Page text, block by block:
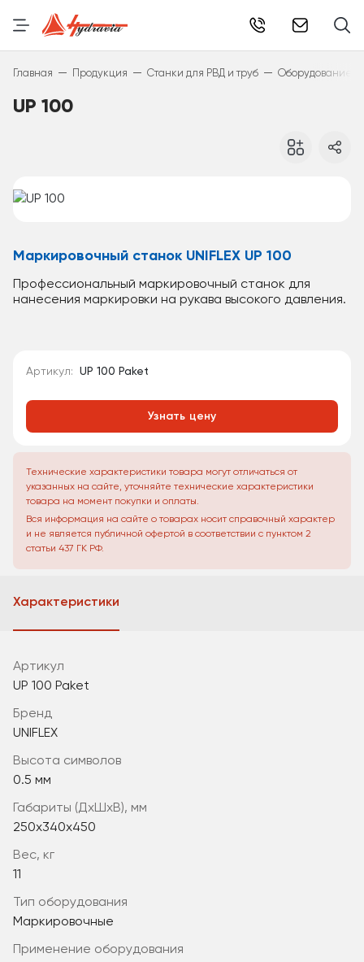
Главная — Продукция — Станки для РВД и труб — Оборудование
UP 100
Маркировочный станок UNIFLEX UP 100
Профессиональный маркировочный станок для
нанесения маркировки на рукава высокого давления.
Артикул: UP 100 Paket
Узнать цену
Технические характеристики товара могут отличаться от
указанных на сайте, уточняйте технические характеристики
товара на момент покупки и оплаты.
Вся информация на сайте о товарах носит справочный характер
и не является публичной офертой в соответствии с пунктом 2
статьи 437 ГК РФ.
Характеристики
Артикул
UP 100 Paket
Бренд
UNIFLEX
высота символов
0.5 мм
габариты (ДхШхВ), мм
250x340x450
вес, кг
11
Тип оборудования
Маркировочные
Применение оборудования